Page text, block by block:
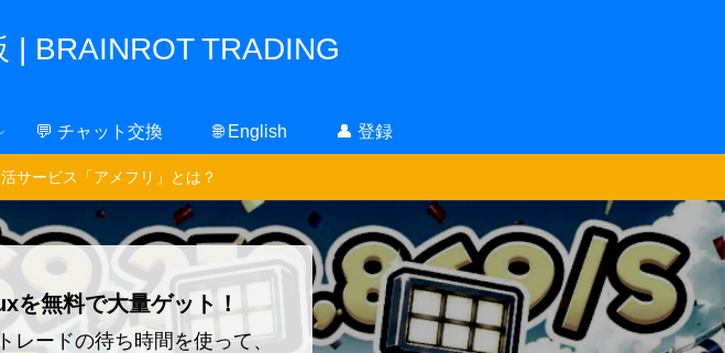
| BRAINROT TRADING
💬 チャット交換 🌐 English 👤 登録
サービス「アメフリ」とは？
を無料で大量ゲット！
レードの待ち時間を使って、